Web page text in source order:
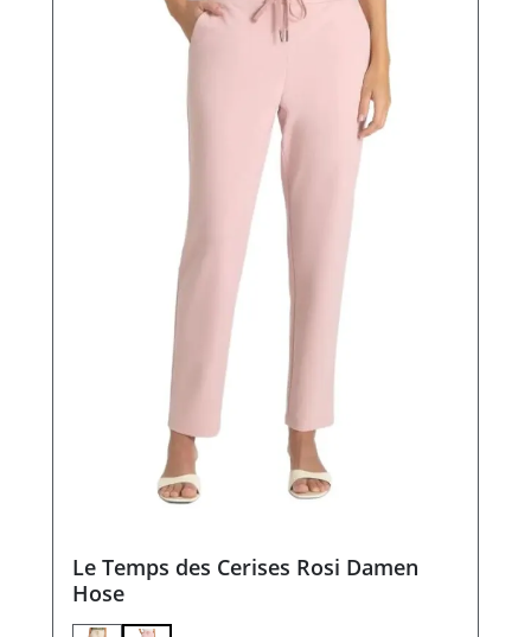
Le Temps des Cerises Rosi Damen
Hose